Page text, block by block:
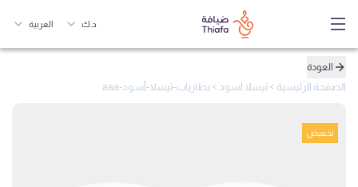
د.ك العربية
العودة
الصفحة الرئيسية > تيسلا اسود > بطاريات-تيسلا-أسود-aaa
تخفيض